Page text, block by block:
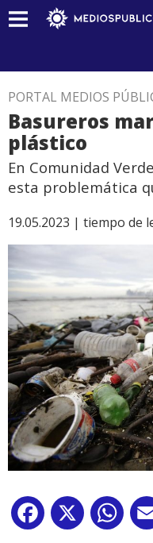
PORTAL MEDIOS
Basureros
plástico
En Comunidad
esta problemática
19.05.2023 | tiempo de
Facebook
X